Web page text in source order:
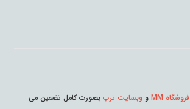
فروشگاه MM و وبسایت ترب بصورت کامل تضمین می